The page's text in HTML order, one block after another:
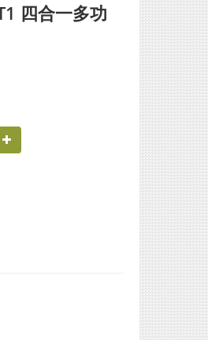
四合一多功